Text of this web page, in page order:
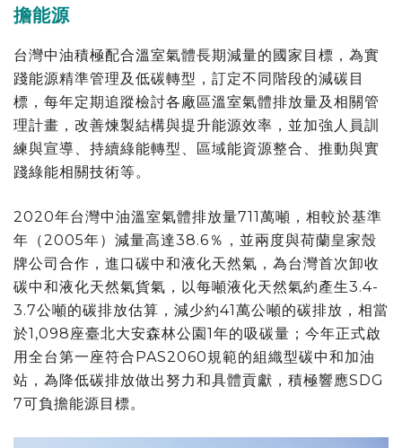
擔能源
台灣中油積極配合溫室氣體長期減量的國家目標，為實
踐能源精準管理及低碳轉型，訂定不同階段的減碳目
標，每年定期追蹤檢討各廠區溫室氣體排放量及相關管
理計畫，改善煉製結構與提升能源效率，並加強人員訓
練與宣導、持續綠能轉型、區域能資源整合、推動與實
踐綠能相關技術等。
2020年台灣中油溫室氣體排放量711萬噸，相較於基準
年（2005年）減量高達38.6％，並兩度與荷蘭皇家殼
牌公司合作，進口碳中和液化天然氣，為台灣首次卸收
碳中和液化天然氣貨氣，以每噸液化天然氣約產生3.4-
3.7公噸的碳排放估算，減少約41萬公噸的碳排放，相當
於1,098座臺北大安森林公園1年的吸碳量；今年正式啟
用全台第一座符合PAS2060規範的組織型碳中和加油
站，為降低碳排放做出努力和具體貢獻，積極響應SDG
7可負擔能源目標。